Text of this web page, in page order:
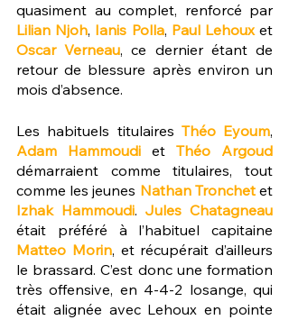
quasiment au complet, renforcé par
Lilian Njoh, Ianis Polla, Paul Lehoux
Oscar Verneau, ce dernier étant de
retour de blessure après environ un
mois d’absence.
Les habituels titulaires Théo Eyoum
Adam Hammoudi et Théo Argoud
démarraient comme titulaires, tout
comme les jeunes Nathan Tronchet
Izhak Hammoudi. Jules Chatagneau
Matteo Morin, et récupérait d’ailleurs
le brassard. C’est donc une formation
très offensive, en 4-4-2 losange, qui
était alignée avec Lehoux en pointe